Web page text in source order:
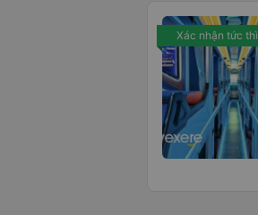
Xác nhận tức thì